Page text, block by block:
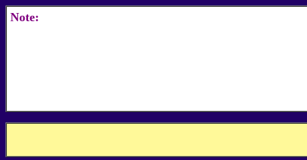
Note: